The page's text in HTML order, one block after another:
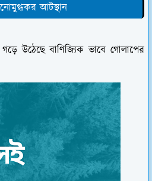
আটস্থান
উঠেছে বাণিজ্যিক ভাবে গোলাপের